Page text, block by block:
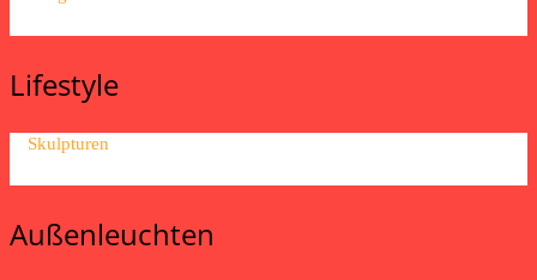
Lifestyle
Skulpturen
Außenleuchten